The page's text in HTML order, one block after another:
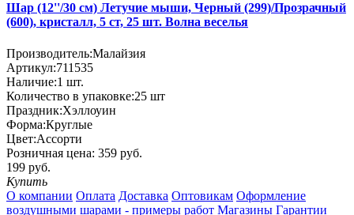
Шар (12''/30 см) Летучие мыши, Черный (299)/Прозрачный
(600), кристалл, 5 ст, 25 шт. Волна веселья
Производитель:Малайзия
Артикул:711535
Наличие:1 шт.
Количество в упаковке:25 шт
Праздник:Хэллоуин
Форма:Круглые
Цвет:Ассорти
Розничная цена: 359 руб.
199 руб.
Купить
О компании Оплата Доставка Оптовикам Оформление
воздушными шарами - примеры работ Магазины Гарантии